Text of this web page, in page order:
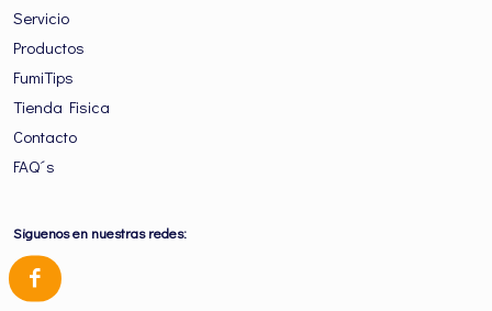
Servicio
Productos
FumiTips
Tienda Fisica
Contacto
FAQ´s
Siguenos en nuestras redes: